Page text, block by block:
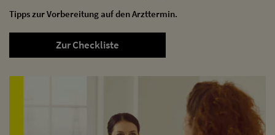
Tipps zur Vorbereitung auf den Arzttermin.
Zur Checkliste